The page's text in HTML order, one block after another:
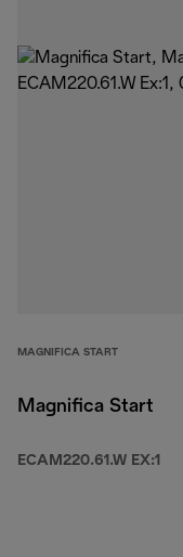
MAGNIFICA START
Magnifica Start
ECAM220.61.W EX:1